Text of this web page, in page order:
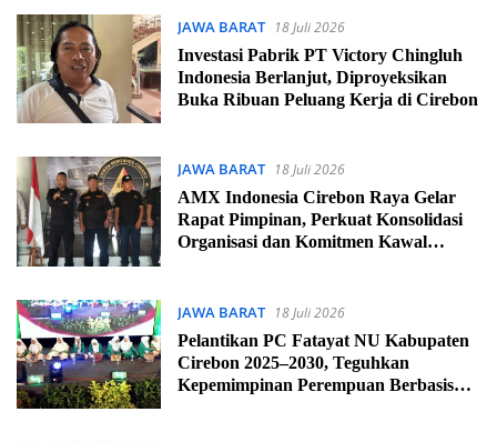
JAWA BARAT
18 Juli 2026
Investasi Pabrik PT Victory Chingluh
Indonesia Berlanjut, Diproyeksikan
Buka Ribuan Peluang Kerja di Cirebon
JAWA BARAT
18 Juli 2026
AMX Indonesia Cirebon Raya Gelar
Rapat Pimpinan, Perkuat Konsolidasi
Organisasi dan Komitmen Kawal
JAWA BARAT
18 Juli 2026
Pelantikan PC Fatayat NU Kabupaten
Cirebon 2025–2030, Teguhkan
Kepemimpinan Perempuan Berbasis